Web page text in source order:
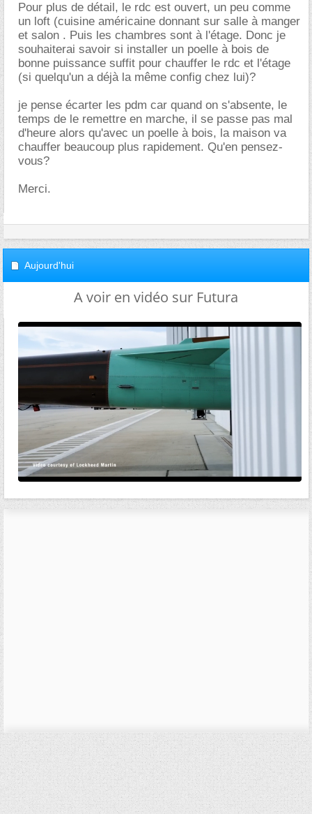
Pour plus de détail, le rdc est ouvert, un peu comme
un loft (cuisine américaine donnant sur salle à manger
et salon . Puis les chambres sont à l'étage. Donc je
souhaiterai savoir si installer un poelle à bois de
bonne puissance suffit pour chauffer le rdc et l'étage
(si quelqu'un a déjà la même config chez lui)?
je pense écarter les pdm car quand on s'absente, le
temps de le remettre en marche, il se passe pas mal
d'heure alors qu'avec un poelle à bois, la maison va
chauffer beaucoup plus rapidement. Qu'en pensez-
vous?
Merci.
Aujourd'hui
A voir en vidéo sur Futura